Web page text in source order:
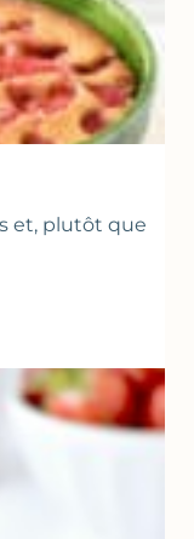
et, plutôt que